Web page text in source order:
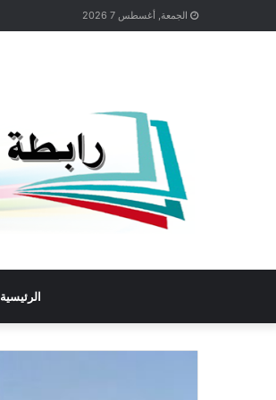
الجمعة, أغسطس 7 2026
الرئيسية